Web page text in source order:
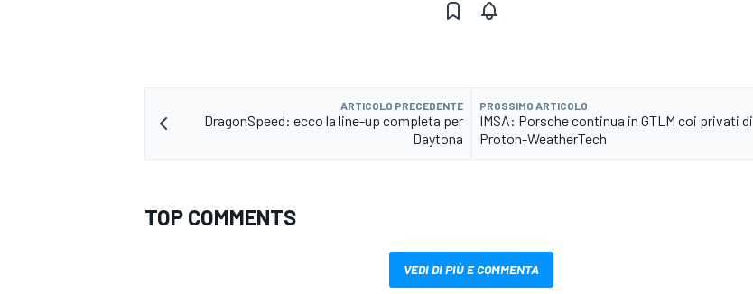
ARTICOLO PRECEDENTE
DragonSpeed: ecco la line-up completa per
Daytona
PROSSIMO ARTICOLO
IMSA: Porsche continua in GTLM coi privati di
Proton-WeatherTech
TOP COMMENTS
VEDI DI PIÙ E COMMENTA